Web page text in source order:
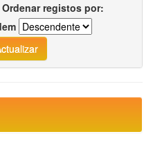
Ordenar registos por: